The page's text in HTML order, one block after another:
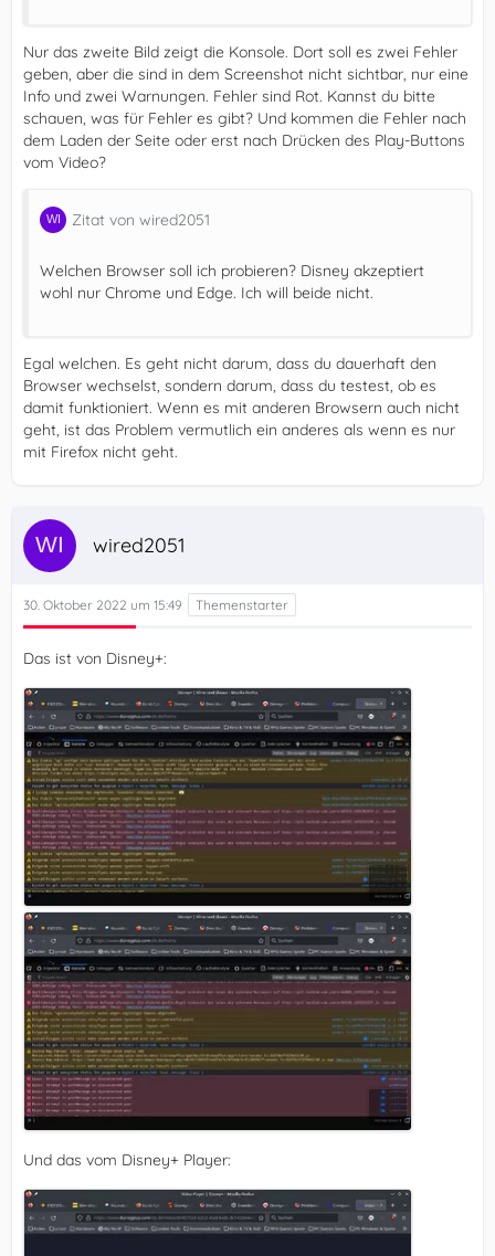
Nur das zweite Bild zeigt die Konsole. Dort soll es zwei Fehler
geben, aber die sind in dem Screenshot nicht sichtbar, nur eine
Info und zwei Warnungen. Fehler sind Rot. Kannst du bitte
schauen, was für Fehler es gibt? Und kommen die Fehler nach
dem Laden der Seite oder erst nach Drücken des Play-Buttons
vom Video?
Zitat von wired2051
Welchen Browser soll ich probieren? Disney akzeptiert
wohl nur Chrome und Edge. Ich will beide nicht.
Egal welchen. Es geht nicht darum, dass du dauerhaft den
Browser wechselst, sondern darum, dass du testest, ob es
damit funktioniert. Wenn es mit anderen Browsern auch nicht
geht, ist das Problem vermutlich ein anderes als wenn es nur
mit Firefox nicht geht.
wired2051
30. Oktober 2022 um 15:49
Das ist von Disney+:
Und das vom Disney+ Player: